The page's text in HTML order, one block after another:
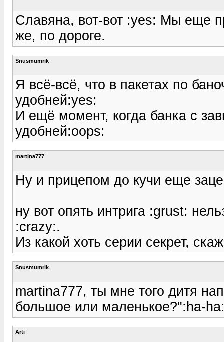
Славяна, вот-вот :yes: Мы еще
же, по дороге.
Snusmumrik
Я всё-всё, что в пакетах по
удобней:yes:
И ещё момент, когда банка с
удобней:oops:
martina777
Ну и прицепом до кучи еще
ну вот опять интрига :grust:
:crazy:.
Из какой хоть серии секрет,
Snusmumrik
martina777, ты мне того дитя
большое или маленькое?":ha-
Arti